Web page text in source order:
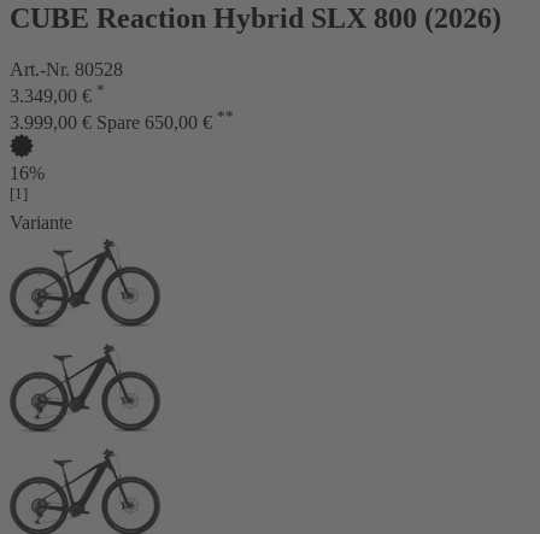
CUBE Reaction Hybrid SLX 800 (2026)
Art.-Nr. 80528
3.349,00 € *
3.999,00 € Spare 650,00 € **
16%
[1]
Variante